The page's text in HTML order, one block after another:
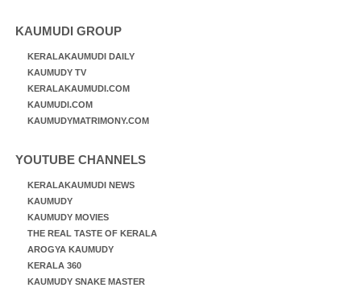
KAUMUDI GROUP
KERALAKAUMUDI DAILY
KAUMUDY TV
KERALAKAUMUDI.COM
KAUMUDI.COM
KAUMUDYMATRIMONY.COM
YOUTUBE CHANNELS
KERALAKAUMUDI NEWS
KAUMUDY
KAUMUDY MOVIES
THE REAL TASTE OF KERALA
AROGYA KAUMUDY
KERALA 360
KAUMUDY SNAKE MASTER